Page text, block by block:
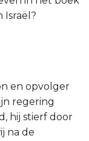
Israël?
en opvolger
regering
hij stierf door
na de